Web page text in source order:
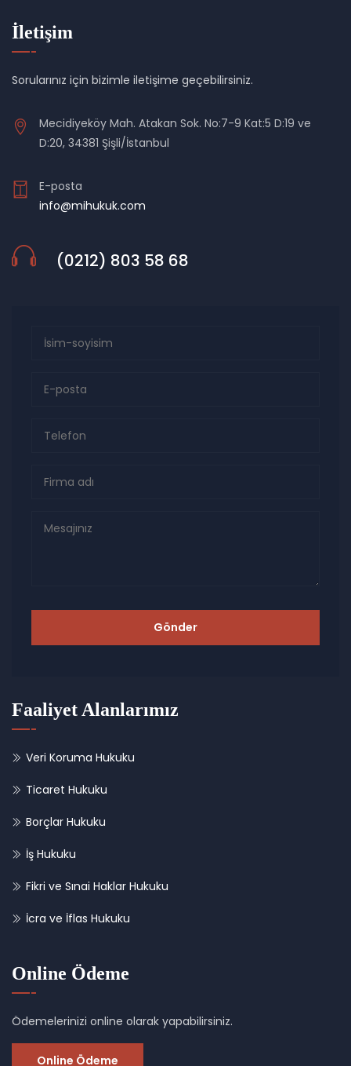
İletişim
Sorularınız için bizimle iletişime geçebilirsiniz.
Mecidiyeköy Mah. Atakan Sok. No:7-9 Kat:5 D:19 ve
D:20, 34381 Şişli/İstanbul
E-posta
info@mihukuk.com
(0212) 803 58 68
Gönder
Faaliyet Alanlarımız
Veri Koruma Hukuku
Ticaret Hukuku
Borçlar Hukuku
İş Hukuku
Fikri ve Sınai Haklar Hukuku
İcra ve İflas Hukuku
Online Ödeme
Ödemelerinizi online olarak yapabilirsiniz.
Online Ödeme